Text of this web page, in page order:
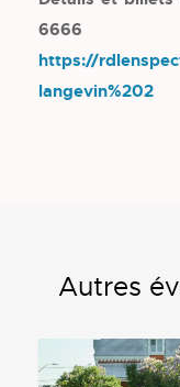
https://
langevin%202
Autres